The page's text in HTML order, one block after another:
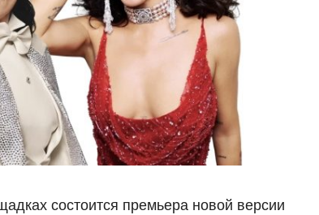
состоится премьера новой версии